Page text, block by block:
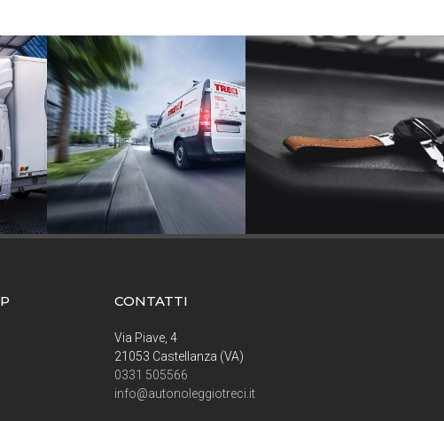
CONTATTI
Via Piave, 4
21053 Castellanza (VA)
0331 505566
info@autonoleggiotreci.it